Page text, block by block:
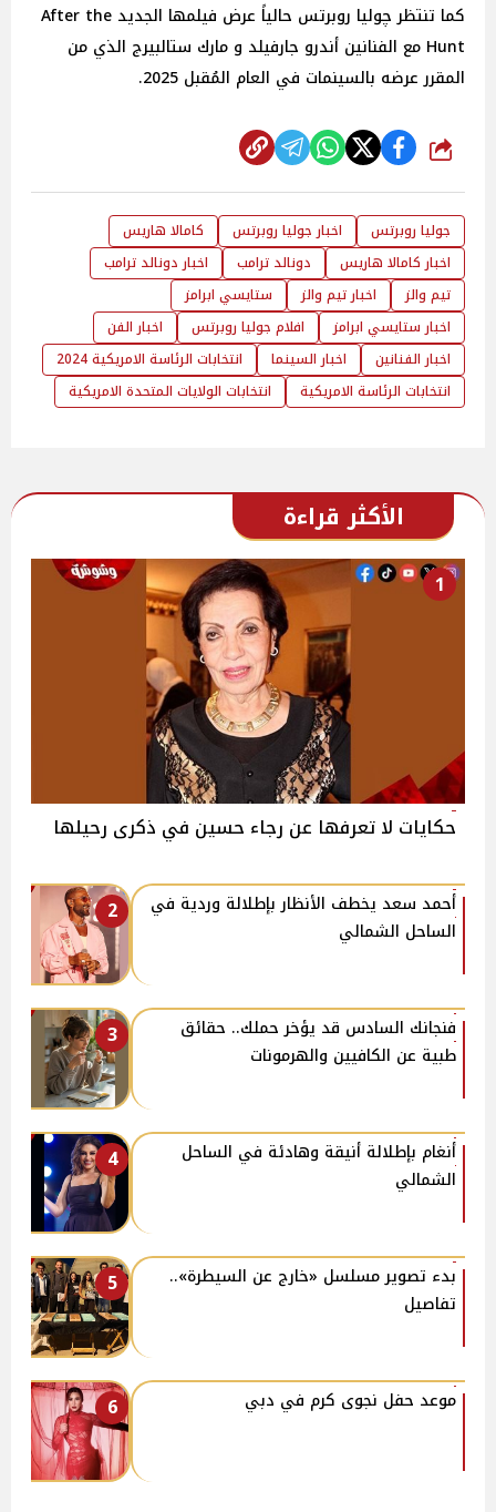
كما تنتظر چوليا روبرتس حالياً عرض فيلمها الجديد After the
Hunt مع الفنانين أندرو جارفيلد و مارك ستالبيرج الذي من
المقرر عرضه بالسينمات في العام المُقبل 2025.
شارك
جوليا روبرتس اخبار جوليا روبرتس
كامالا هاريس
اخبار كامالا هاريس
دونالد ترامب
اخبار دونالد ترامب
تيم والز
اخبار تيم والز
ستايسي ابرامز
اخبار ستايسي ابرامز
افلام جوليا روبرتس
اخبار الفن
اخبار الفنانين
اخبار السينما
انتخابات الرئاسة الامريكية 2024
انتخابات الرئاسة الامريكية
انتخابات الولايات المتحدة الامريكية
الأكثر قراءة
1
حكايات لا تعرفها عن رجاء حسين في ذكرى رحيلها
2
أحمد سعد يخطف الأنظار بإطلالة وردية في
الساحل الشمالي
3
فنجانك السادس قد يؤخر حملك.. حقائق
طبية عن الكافيين والهرمونات
4
أنغام بإطلالة أنيقة وهادئة في الساحل
الشمالي
5
بدء تصوير مسلسل «خارج عن السيطرة»..
تفاصيل
6 موعد حفل نجوى كرم في دبي